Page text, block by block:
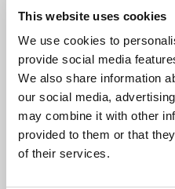
This website uses cookies
We use cookies to
provide social media
We also share information
our social media,
may combine it with other
provided to them or that
of their services.
lecz
konieczność
, jeśli
konkurencyjność.
technologicznego, warto
bezpieczeństwo i realne
Dlatego coraz więcej
wybieraItmation – firmę,
serwer wirtualny, ale
środowisko ERP w
najbardziej